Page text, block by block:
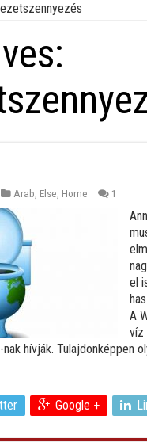
Arab Else Home 1
el
A
víz
hívják. Tulajdonképpen
Google +